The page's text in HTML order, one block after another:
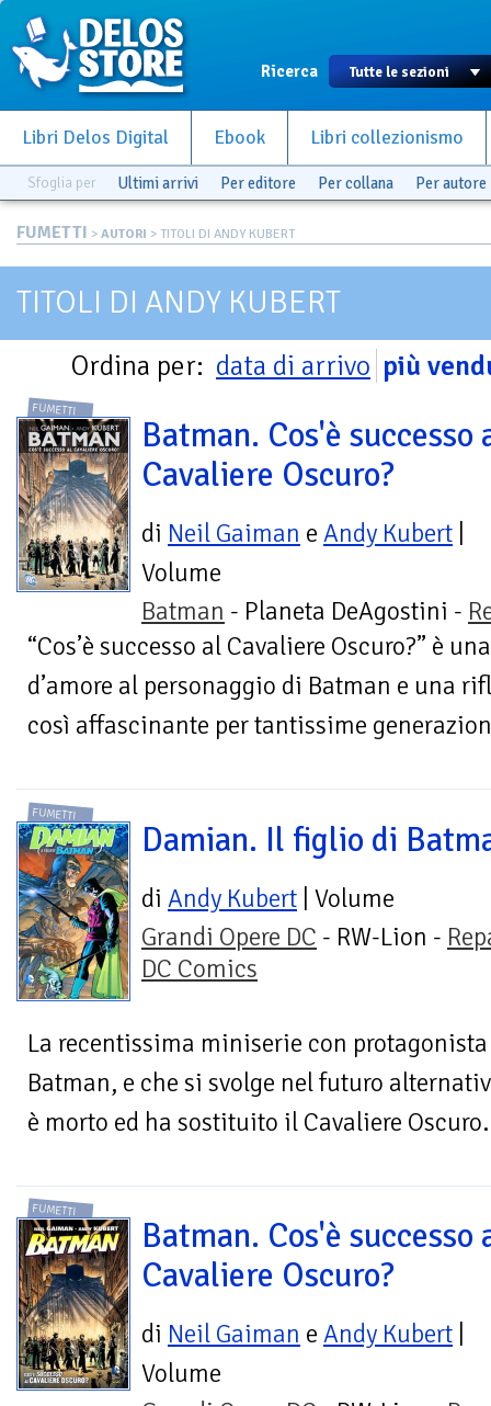
Ricerca
Libri Delos Digital Ebook Libri collezionismo
Sfoglia per Ultimi arrivi Per editore Per collana Per autore
FUMETTI > AUTORI > TITOLI DI ANDY KUBERT
TITOLI DI ANDY KUBERT
Ordina per: data di arrivo più
FUMETTI
Batman. Cos'è successo
Cavaliere Oscuro?
di Neil Gaiman e Andy Kubert
Volume
Batman - Planeta DeAgostini -
“Cos’è successo al Cavaliere Oscuro?” è
d’amore al personaggio di Batman e una
così affascinante per tantissime
FUMETTI
Damian. Il figlio di
di Andy Kubert | Volume
Grandi Opere DC - RW-Lion -
DC Comics
La recentissima miniserie con
Batman, e che si svolge nel futuro
è morto ed ha sostituito il Cavaliere
FUMETTI
Batman. Cos'è successo
Cavaliere Oscuro?
di Neil Gaiman e Andy Kubert
Volume